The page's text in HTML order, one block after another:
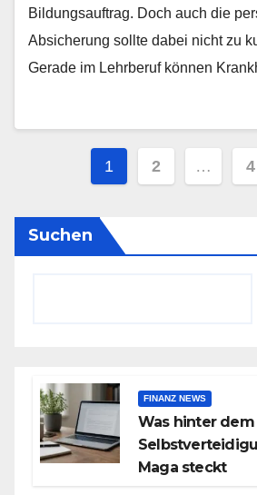
Bildungsauftrag. Doch auch die
Absicherung sollte dabei nicht zu
Gerade im Lehrberuf können
Beiträge
1 2 … 4
Suchen
FINANZ NEWS
Was hinter
Maga steckt